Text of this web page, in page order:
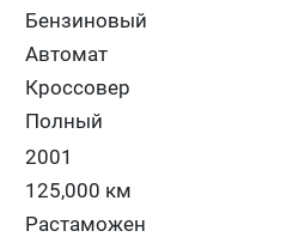
Бензиновый
Автомат
Кроссовер
Полный
2001
125,000 км
Растаможен